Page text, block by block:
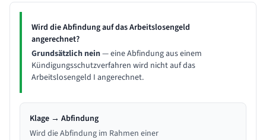
Wird die Abfindung auf das Arbeitslosengeld
angerechnet?
Grundsätzlich nein— eine Abfindung aus einem
Kündigungsschutzverfahren wird nicht auf das
Arbeitslosengeld I angerechnet.
Klage → Abfindung
Wird die Abfindung im Rahmen einer